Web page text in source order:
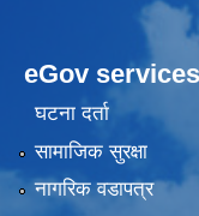
eGov services
घटना दर्ता
सामाजिक सुरक्षा
नागरिक वडापत्र